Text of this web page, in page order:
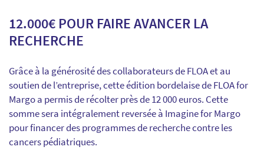
12.000€ POUR FAIRE AVANCER LA
RECHERCHE
Grâce à la générosité des collaborateurs de FLOA et au
soutien de l’entreprise, cette édition bordelaise de FLOA for
Margo a permis de récolter près de 12 000 euros. Cette
somme sera intégralement reversée à Imagine for Margo
pour financer des programmes de recherche contre les
cancers pédiatriques.